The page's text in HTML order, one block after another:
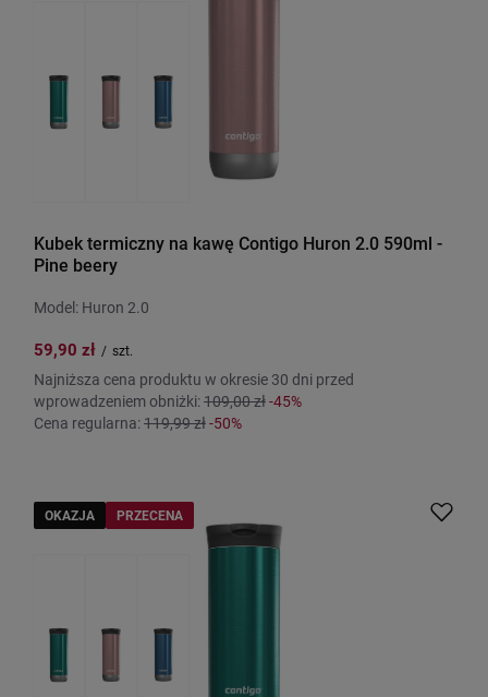
Kubek termiczny na kawę Contigo Huron 2.0 590ml -
Pine beery
Model: Huron 2.0
59,90 zł / szt.
Najniższa cena produktu w okresie 30 dni przed
wprowadzeniem obniżki:109,00 zł-45%
Cena regularna:119,99 zł-50%
OKAZJA PRZECENA